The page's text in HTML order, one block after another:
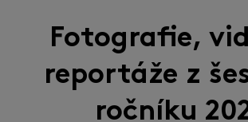
Fotografie,
reportáže z
ročníku